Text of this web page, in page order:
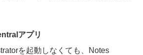
アプリ
を起動しなくても、Notes